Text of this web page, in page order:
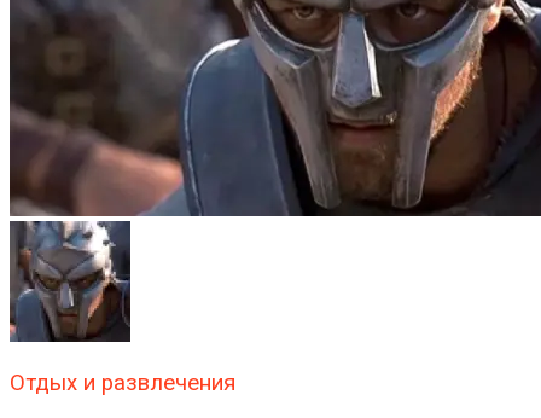
Отдых и развлечения